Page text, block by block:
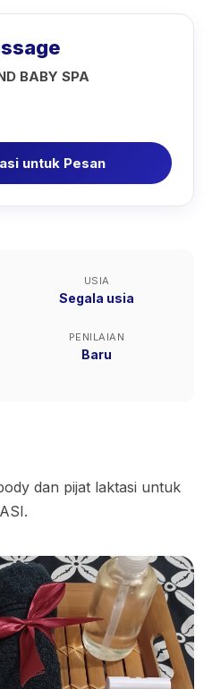
BABY SPA
untuk Pesan
USIA
Segala usia
PENILAIAN
Baru
dan pijat laktasi untuk